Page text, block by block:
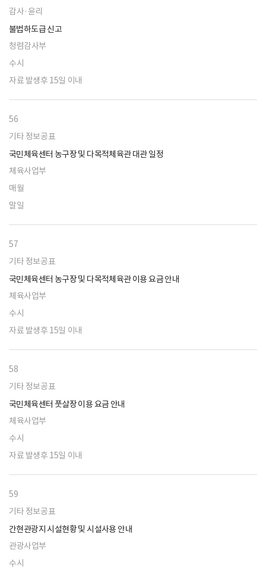
감사·윤리
불법하도급 신고
청렴감사부
수시
자료 발생후 15일 이내
56
기타 정보공표
국민체육센터 농구장 및 다목적체육관 대관 일정
체육사업부
매월
말일
57
기타 정보공표
국민체육센터 농구장 및 다목적체육관 이용 요금 안내
체육사업부
수시
자료 발생후 15일 이내
58
기타 정보공표
국민체육센터 풋살장 이용 요금 안내
체육사업부
수시
자료 발생후 15일 이내
59
기타 정보공표
간현관광지 시설현황 및 시설사용 안내
관광사업부
수시